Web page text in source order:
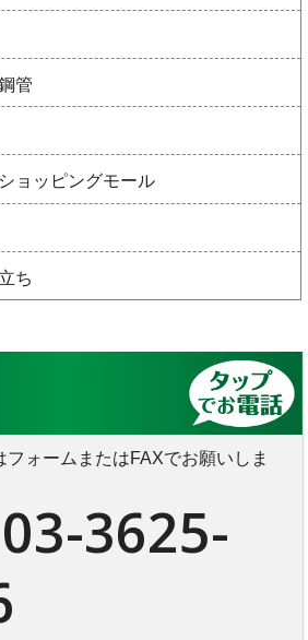
管
ョッピングモール
ち
フォームまたはFAXでお願いしま
3625-